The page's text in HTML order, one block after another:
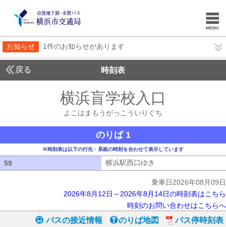
お知らせ 1件のお知らせがあります
戻る 時刻表
横浜盲学校入口
よこはまもうがっこういりぐち
のりば 1
※時刻表は以下の行先・系統の時刻を合わせて表示しています
59 横浜駅西口ゆき
乗車日2026年08月09日
2026年8月12日～2026年8月14日の時刻表はこちら
時刻のお問い合わせはこちらへ
バスの接近情報 のりば地図
バス停時刻表